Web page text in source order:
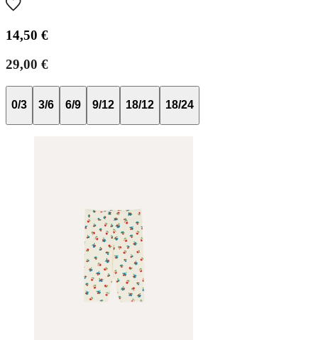
14,50 €
29,00 €
0/3 3/6 6/9 9/12 18/12 18/24